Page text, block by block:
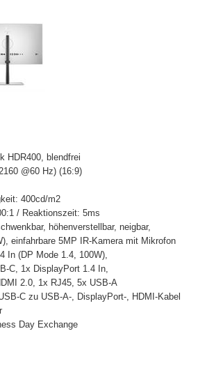
HDR400, blendfrei
@60 Hz) (16:9)
400cd/m2
/ Reaktionszeit: 5ms
höhenverstellbar, neigbar,
einfahrbare 5MP IR-Kamera mit Mikrofon
In (DP Mode 1.4, 100W),
C, 1x DisplayPort 1.4 In,
2.0, 1x RJ45, 5x USB-A
C zu USB-A-, DisplayPort-, HDMI-Kabel
Day Exchange